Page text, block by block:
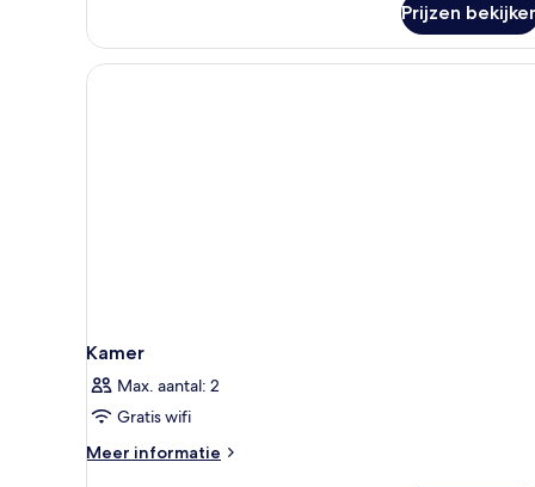
Prijzen
Kamer
Max. aantal: 2
Gratis wifi
Meer informatie
Meer